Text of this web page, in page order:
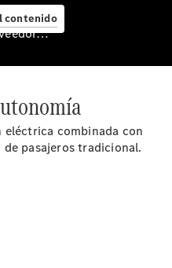
contenido
Proveedor/Protección de datos
combinada con
pasajeros tradicional.